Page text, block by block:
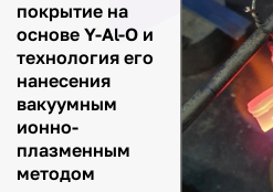
покрытие на
основе Y-Al-O и
технология его
нанесения
вакуумным
ионно-
плазменным
методом
и сотрудникам
Служба
охраны
Профком
работников
Отдых в
«Авиатор»